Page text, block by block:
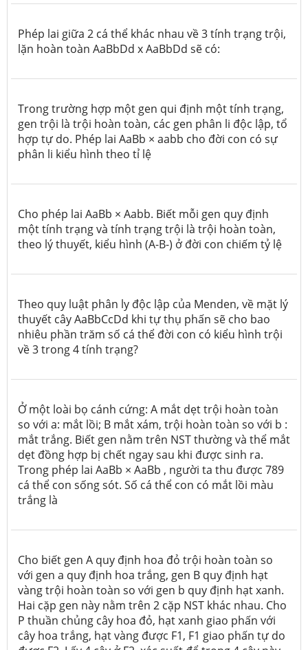
Phép lai giữa 2 cá thể khác nhau về 3 tính trạng trội,
lặn hoàn toàn AaBbDd x AaBbDd sẽ có:
Trong trường hợp một gen qui định một tính trạng,
gen trội là trội hoàn toàn, các gen phân li độc lập, tổ
hợp tự do. Phép lai AaBb × aabb cho đời con có sự
phân li kiểu hình theo tỉ lệ
Cho phép lai AaBb × Aabb. Biết mỗi gen quy định
một tính trạng và tính trạng trội là trội hoàn toàn,
theo lý thuyết, kiểu hình (A-B-) ở đời con chiếm tỷ lệ
Theo quy luật phân ly độc lập của Menden, về mặt lý
thuyết cây AaBbCcDd khi tự thụ phấn sẽ cho bao
nhiêu phần trăm số cá thể đời con có kiểu hình trội
về 3 trong 4 tính trạng?
Ở một loài bọ cánh cứng: A mắt dẹt trội hoàn toàn
so với a: mắt lồi; B mắt xám, trội hoàn toàn so với b :
mắt trắng. Biết gen nằm trên NST thường và thể mắt
dẹt đồng hợp bị chết ngay sau khi được sinh ra.
Trong phép lai AaBb × AaBb , người ta thu được 789
cá thể con sống sót. Số cá thể con có mắt lồi màu
trắng là
Cho biết gen A quy định hoa đỏ trội hoàn toàn so
với gen a quy định hoa trắng, gen B quy định hạt
vàng trội hoàn toàn so với gen b quy định hạt xanh.
Hai cặp gen này nằm trên 2 cặp NST khác nhau. Cho
P thuần chủng cây hoa đỏ, hạt xanh giao phấn với
cây hoa trắng, hạt vàng được F1, F1 giao phấn tự do